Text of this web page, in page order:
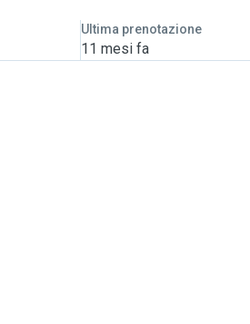
Ultima prenotazione
11 mesi fa